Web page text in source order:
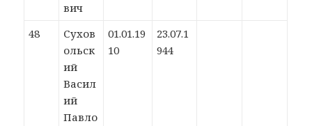
вич
48
Сухов
ольск
ий
Васил
ий
Павло
01.01.19
10
23.07.1
944